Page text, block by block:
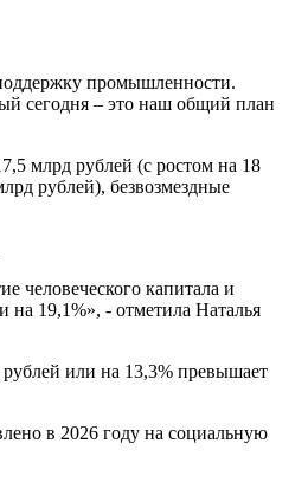
промышленности.
сегодня – это наш общий план
млрд рублей (с ростом на 18
рублей), безвозмездные
человеческого капитала и
на 19,1%», - отметила Наталья
или на 13,3% превышает
в 2026 году на социальную